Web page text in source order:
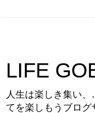
LIFE
人生は楽しき集い
てを楽しもうブログ